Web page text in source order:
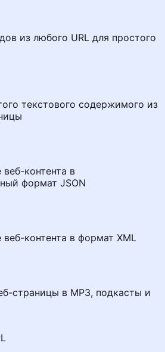
из любого URL для простого
текстового содержимого из
контента в
формат JSON
контента в формат XML
страницы в MP3, подкасты и